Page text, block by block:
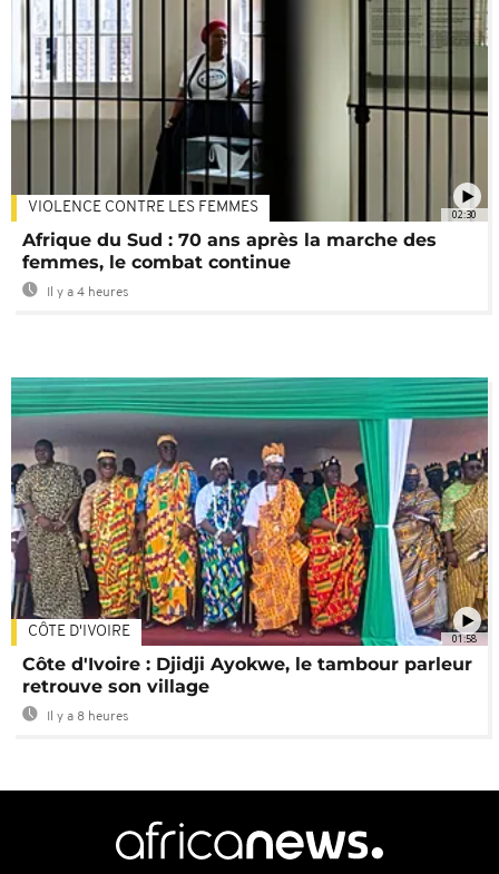
02:30
VIOLENCE CONTRE LES FEMMES
Afrique du Sud : 70 ans après la marche des
femmes, le combat continue
Il y a 4 heures
01:58
CÔTE D'IVOIRE
Côte d'Ivoire : Djidji Ayokwe, le tambour parleur
retrouve son village
Il y a 8 heures